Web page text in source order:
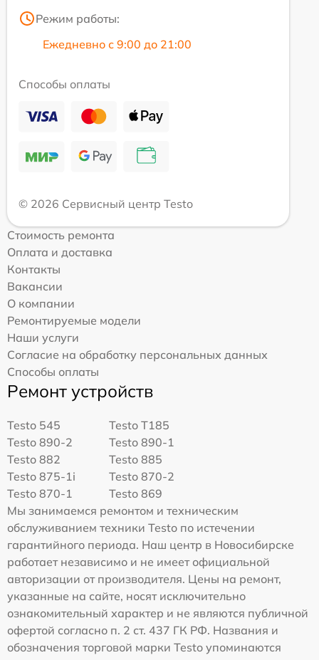
Режим работы:
Ежедневно с 9:00 до 21:00
Способы оплаты
© 2026 Сервисный центр Testo
Стоимость ремонта
Оплата и доставка
Контакты
Вакансии
О компании
Ремонтируемые модели
Наши услуги
Согласие на обработку персональных данных
Способы оплаты
Ремонт устройств
Testo 545
Testo T185
Testo 890-2
Testo 890-1
Testo 882
Testo 885
Testo 875-1i
Testo 870-2
Testo 870-1
Testo 869
Мы занимаемся ремонтом и техническим
обслуживанием техники Testo по истечении
гарантийного периода. Наш центр в Новосибирске
работает независимо и не имеет официальной
авторизации от производителя. Цены на ремонт,
указанные на сайте, носят исключительно
ознакомительный характер и не являются публичной
офертой согласно п. 2 ст. 437 ГК РФ. Названия и
обозначения торговой марки Testo упоминаются